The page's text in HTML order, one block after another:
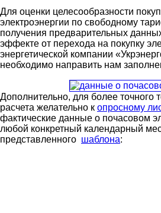
Для оценки целесообразности
электроэнергии по свободному
получения предварительных
эффекте от перехода на покупку
энергетической компании
необходимо направить нам
Дополнительно, для более точного
расчета желательно к опросному
фактические данные о почасовом
любой конкретный календарный
представленного шаблона: